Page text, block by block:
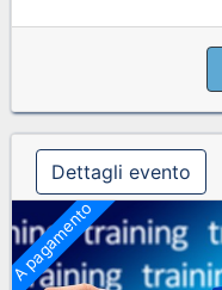
Dettagli evento
A pagamento